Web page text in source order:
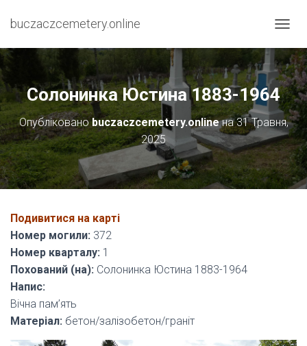
buczaczcemetery.online
Е
Е
М
К
Н
У
Т
Н
А
В
Солонинка Юстина 1883-1964
Опублікованоbuczaczcemetery.onlineна31 Травня,
2025
Подивитися на карті
Номер могили: 372
Номер кварталу: 1
Похований (на): Солонинка Юстина 1883-1964
Напис:
Вічна пам’ять
Матеріал: бетон/залізобетон/граніт